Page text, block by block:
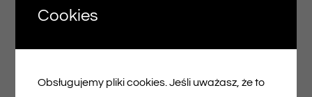
150,00zł
Cookies
Obsługujemy pliki cookies. Jeśli uważasz, że to